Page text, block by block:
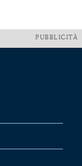
PUBBLICITÀ